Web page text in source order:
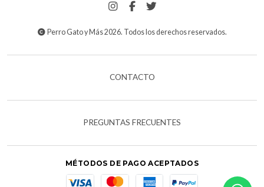
Perro Gato y Más 2026. Todos los derechos reservados.
CONTACTO
PREGUNTAS FRECUENTES
MÉTODOS DE PAGO ACEPTADOS